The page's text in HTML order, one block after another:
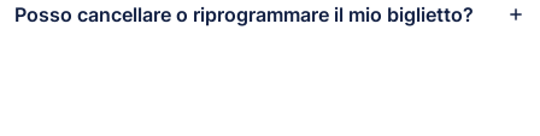
Posso cancellare o riprogrammare il mio biglietto?